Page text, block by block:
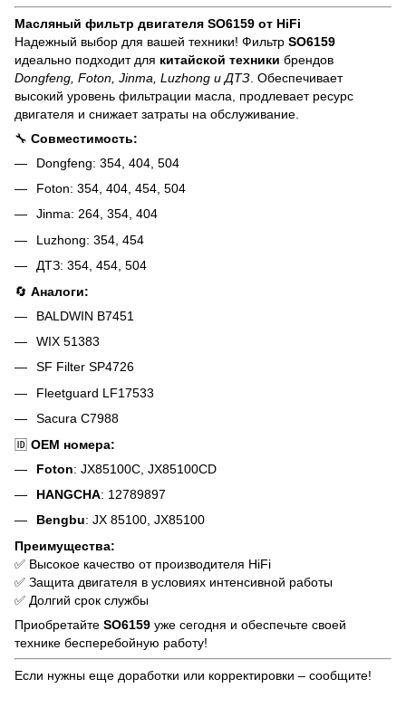
Масляный фильтр двигателя SO6159 от HiFi
Надежный выбор для вашей техники! Фильтр SO6159
идеально подходит для китайской техники брендов
Dongfeng, Foton, Jinma, Luzhong и ДТЗ . Обеспечивает
высокий уровень фильтрации масла, продлевает ресурс
двигателя и снижает затраты на обслуживание.
🔧 Совместимость:
Dongfeng: 354, 404, 504
Foton: 354, 404, 454, 504
Jinma: 264, 354, 404
Luzhong: 354, 454
ДТЗ: 354, 454, 504
🔄 Аналоги:
BALDWIN B7451
WIX 51383
SF Filter SP4726
Fleetguard LF17533
Sacura C7988
🆔 OEM номера:
Foton: JX85100C, JX85100CD
HANGCHA: 12789897
Bengbu: JX 85100, JX85100
Преимущества:
✅ Высокое качество от производителя HiFi
✅ Защита двигателя в условиях интенсивной работы
✅ Долгий срок службы
Приобретайте SO6159 уже сегодня и обеспечьте своей
технике бесперебойную работу!
Если нужны еще доработки или корректировки – сообщите!